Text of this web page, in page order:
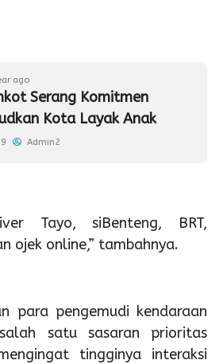
ago
Serang Komitmen
Kota Layak Anak
Admin2
Tayo, siBenteng, BRT,
ojek online,” tambahnya.
para pengemudi kendaraan
satu sasaran prioritas
tingginya interaksi